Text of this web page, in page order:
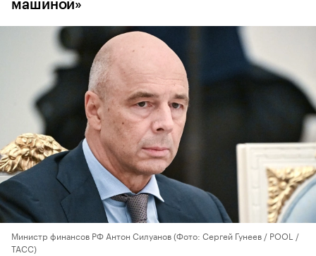
машиной»
Министр финансов РФ Антон Силуанов(Фото: Сергей Гунеев / POOL /
ТАСС)